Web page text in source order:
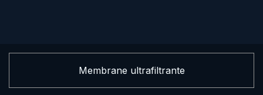
Membrane ultrafiltrante